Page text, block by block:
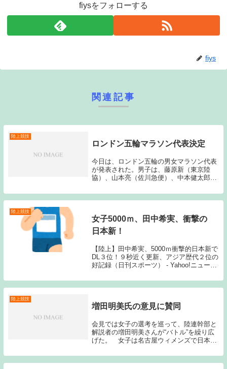
fiysをフォローする
fiys
関連記事
陸上競技
ロンドン五輪マラソン代表決定
今日は、ロンドン五輪の男女マラソン代表
が発表された。男子は、藤原新（東京陸
協）、山本亮（佐川急便）、中本健太郎
ツ）、重友梨佐（天満屋）、尾崎好美（第
一生命）。また、男子補欠に堀端宏行（旭
陸上競技
女子5000ｍ、田中希実、衝撃の
日本新！
【陸上】田中希実、5000ｍ衝撃的日本新で
DL３位！９秒近く更新、アジア歴代２位の
好記録（日刊スポーツ） - Yahoo!ニュース
選で驚異的な日本新記録を出し、決勝でも
8位入賞を果たした田中が、また...
陸上競技
増田明美氏の意見に賛同
会見では女子の選考を巡って、陸連幹部と
解説者の増田明美さんが“バトル”を繰り広
げた。 女子は名古屋ウィメンズで日本女
田彩里（２３）＝ダイハツ＝、大阪国際で
日本人トップの重友梨佐（２７）＝天満屋